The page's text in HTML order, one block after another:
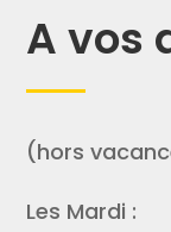
A vos
(hors
Les Mardi :